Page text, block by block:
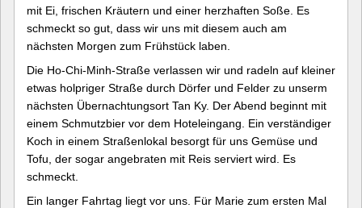
mit Ei, frischen Kräutern und einer herzhaften Soße. Es
schmeckt so gut, dass wir uns mit diesem auch am
nächsten Morgen zum Frühstück laben.
Die Ho-Chi-Minh-Straße verlassen wir und radeln auf kleiner
etwas holpriger Straße durch Dörfer und Felder zu unserm
nächsten Übernachtungsort Tan Ky. Der Abend beginnt mit
einem Schmutzbier vor dem Hoteleingang. Ein verständiger
Koch in einem Straßenlokal besorgt für uns Gemüse und
Tofu, der sogar angebraten mit Reis serviert wird. Es
schmeckt.
Ein langer Fahrtag liegt vor uns. Für Marie zum ersten Mal